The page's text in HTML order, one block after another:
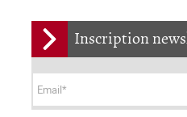
Inscription